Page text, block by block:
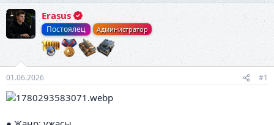
е
м
ы
ч
а
л
а
Erasus
Постоялец Администратор
01.06.2026 #1